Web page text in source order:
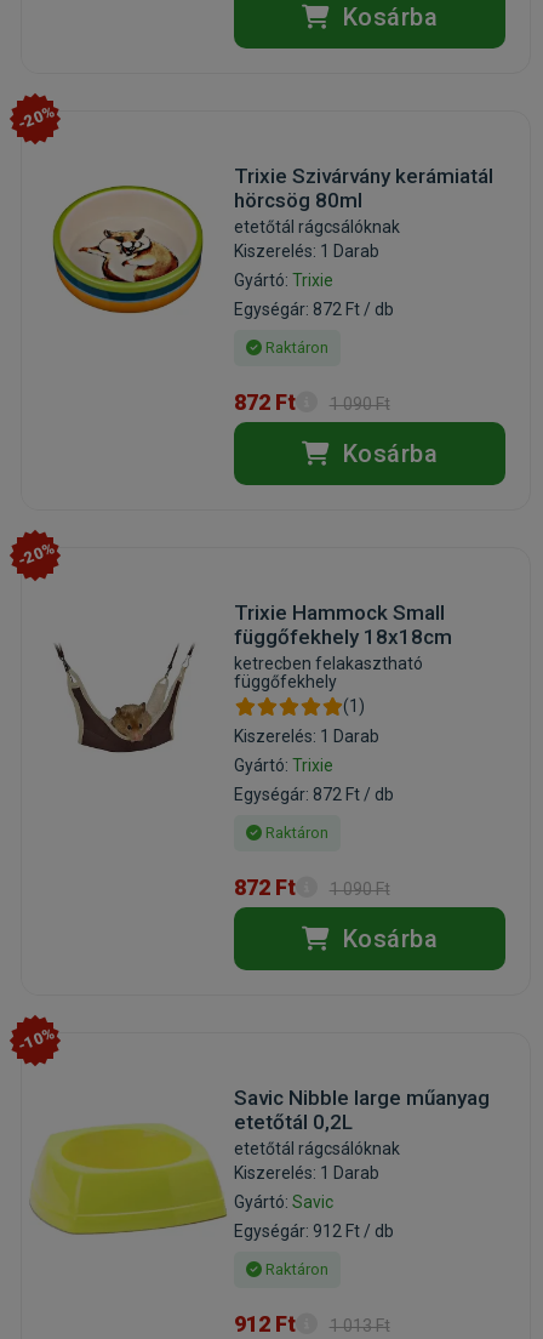
Kosárba
-20%
Trixie Szivárvány kerámiatál
hörcsög 80ml
etetőtál rágcsálóknak
Kiszerelés: 1 Darab
Gyártó: Trixie
Egységár: 872 Ft / db
Raktáron
872 Ft 1 090 Ft
Kosárba
-20%
Trixie Hammock Small
függőfekhely 18x18cm
ketrecben felakasztható
függőfekhely
(1)
Kiszerelés: 1 Darab
Gyártó: Trixie
Egységár: 872 Ft / db
Raktáron
872 Ft 1 090 Ft
Kosárba
-10%
Savic Nibble large műanyag
etetőtál 0,2L
etetőtál rágcsálóknak
Kiszerelés: 1 Darab
Gyártó: Savic
Egységár: 912 Ft / db
Raktáron
912 Ft 1 013 Ft